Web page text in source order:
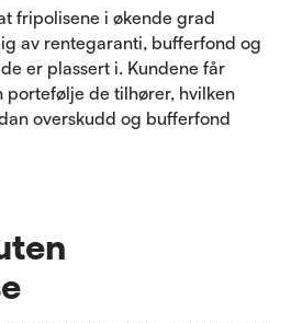
fripolisene i økende grad
av rentegaranti, bufferfond og
er plassert i. Kundene får
portefølje de tilhører, hvilken
overskudd og bufferfond